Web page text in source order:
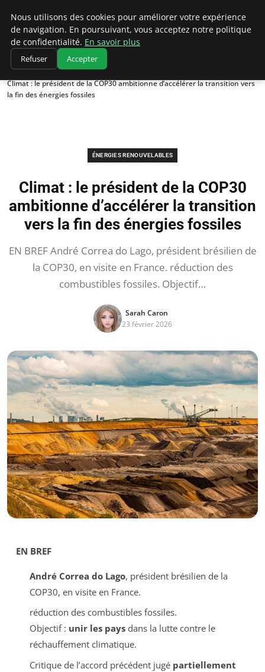
Climatedebtagents
Accueil
Énergies Renouvelables
Climat : le président de la COP30 ambitionne d’accélérer la transition vers
la fin des énergies fossiles
ÉNERGIES RENOUVELABLES
Climat : le président de la COP30
ambitionne d’accélérer la transition
vers la fin des énergies fossiles
EN BREF André Correa do Lago, président brésilien de
la COP30, en visite en France. réduction des
combustibles fossiles. Objectif…
Sarah Caron
23 février 2026
EN BREF
André Correa do Lago, président brésilien de la
COP30, en visite en France.
réduction des combustibles fossiles.
Objectif : unir les paysdans la lutte contre le
réchauffement climatique.
Critique de l’accord précédent jugé partiellement
Nous utilisons des cookies pour améliorer votre expérience
de navigation. En poursuivant, vous acceptez notre politique
de confidentialité. En savoir plus
Refuser Accepter